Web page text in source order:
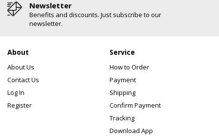
Newsletter
Benefits and discounts. Just subscribe to our
newsletter.
About
About Us
Contact Us
Log In
Register
Service
How to Order
Payment
Shipping
Confirm Payment
Tracking
Download App